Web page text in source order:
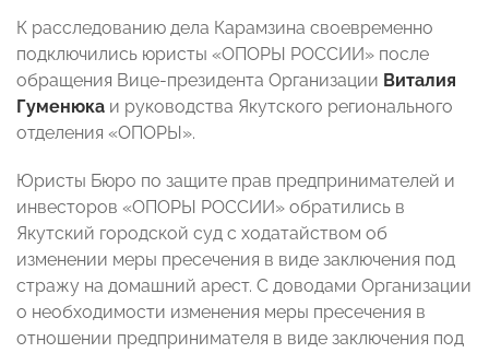
К расследованию дела Карамзина своевременно
подключились юристы «ОПОРЫ РОССИИ» после
обращения Вице-президента Организации Виталия
Гуменюка и руководства Якутского регионального
отделения «ОПОРЫ».
Юристы Бюро по защите прав предпринимателей и
инвесторов «ОПОРЫ РОССИИ» обратились в
Якутский городской суд с ходатайством об
изменении меры пресечения в виде заключения под
стражу на домашний арест. С доводами Организации
о необходимости изменения меры пресечения в
отношении предпринимателя в виде заключения под